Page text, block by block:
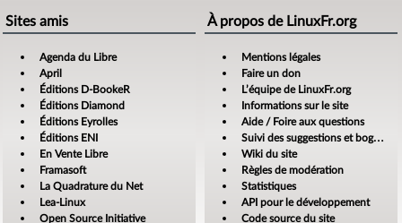
Sites amis
Agenda du Libre
April
Éditions D-BookeR
Éditions Diamond
Éditions Eyrolles
Éditions ENI
En Vente Libre
Framasoft
La Quadrature du Net
Lea-Linux
Open Source Initiative
À propos de LinuxFr.org
Mentions légales
Faire un don
L’équipe de LinuxFr.org
Informations sur le site
Aide / Foire aux questions
Suivi des suggestions et bogues
Wiki du site
Règles de modération
Statistiques
API pour le développement
Code source du site